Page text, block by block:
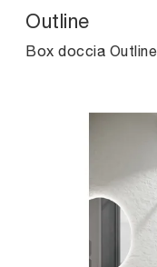
Outline